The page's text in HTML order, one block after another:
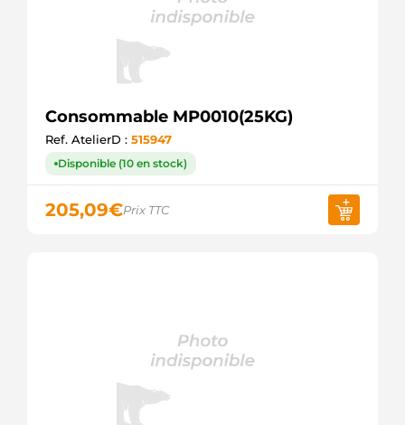
Consommable MP0010(25KG)
Ref. AtelierD : 515947
Disponible (10 en stock)
205,09€Prix TTC